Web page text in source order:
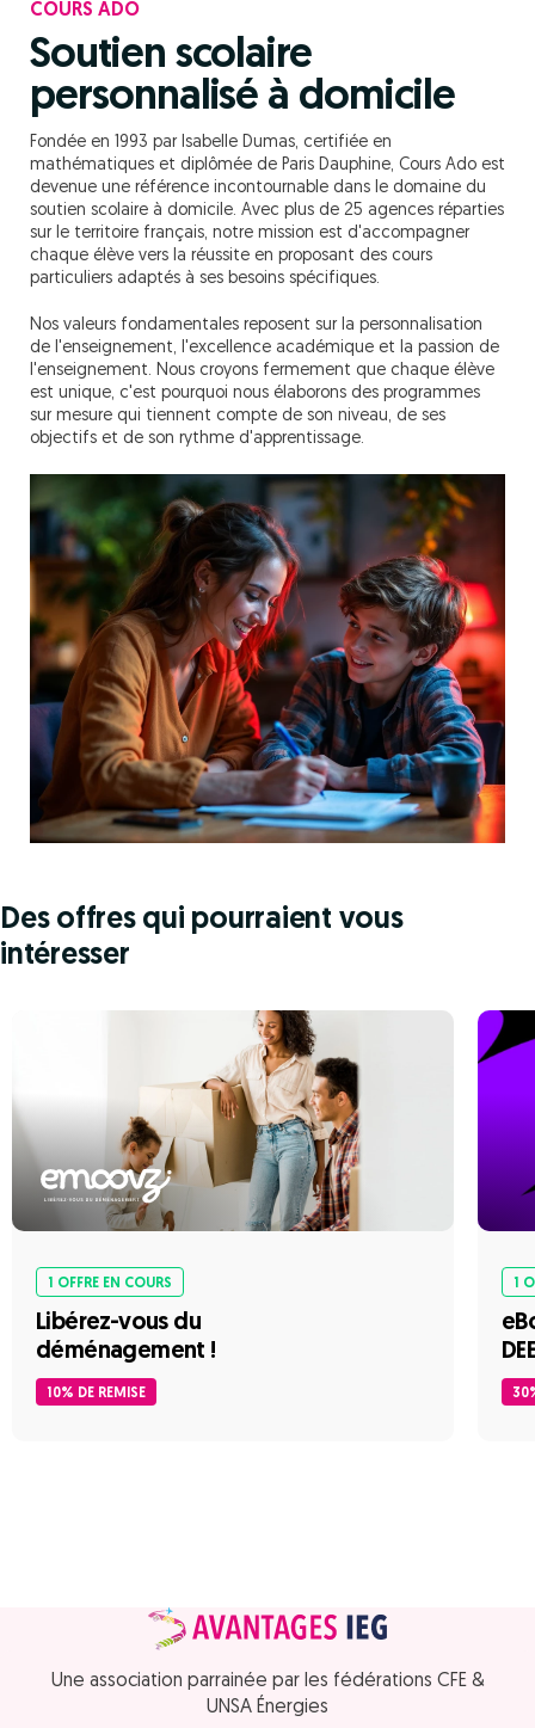
COURS ADO
Soutien scolaire
personnalisé à domicile
Fondée en 1993 par Isabelle Dumas, certifiée en
mathématiques et diplômée de Paris Dauphine, Cours Ado est
devenue une référence incontournable dans le domaine du
soutien scolaire à domicile. Avec plus de 25 agences réparties
sur le territoire français, notre mission est d'accompagner
chaque élève vers la réussite en proposant des cours
particuliers adaptés à ses besoins spécifiques.
Nos valeurs fondamentales reposent sur la personnalisation
de l'enseignement, l'excellence académique et la passion de
l'enseignement. Nous croyons fermement que chaque élève
est unique, c'est pourquoi nous élaborons des programmes
sur mesure qui tiennent compte de son niveau, de ses
objectifs et de son rythme d'apprentissage.
Des offres qui pourraient vous
intéresser
1 OFFRE EN COURS
Libérez-vous du
déménagement !
10% DE REMISE
1
Une association parrainée par les fédérations CFE &
UNSA Énergies